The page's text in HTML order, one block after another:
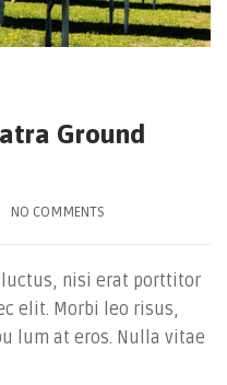
Ground
NO COMMENTS
luctus, nisi erat porttitor
elit. Morbi leo risus,
lum at eros. Nulla vitae